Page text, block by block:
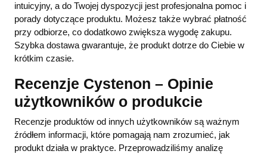
intuicyjny, a do Twojej dyspozycji jest profesjonalna pomoc i
porady dotyczące produktu. Możesz także wybrać płatność
przy odbiorze, co dodatkowo zwiększa wygodę zakupu.
Szybka dostawa gwarantuje, że produkt dotrze do Ciebie w
krótkim czasie.
Recenzje Cystenon – Opinie
użytkowników o produkcie
Recenzje produktów od innych użytkowników są ważnym
źródłem informacji, które pomagają nam zrozumieć, jak
produkt działa w praktyce. Przeprowadziliśmy analizę